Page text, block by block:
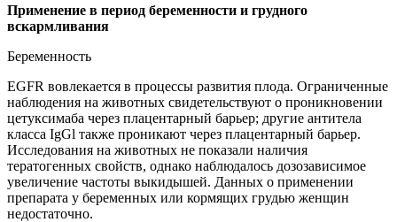
Применение в период беременности и грудного
вскармливания
Беременность
EGFR вовлекается в процессы развития плода. Ограниченные
наблюдения на животных свидетельствуют о проникновении
цетуксимаба через плацентарный барьер; другие антитела
класса IgGl также проникают через плацентарный барьер.
Исследования на животных не показали наличия
тератогенных свойств, однако наблюдалось дозозависимое
увеличение частоты выкидышей. Данных о применении
препарата у беременных или кормящих грудью женщин
недостаточно.